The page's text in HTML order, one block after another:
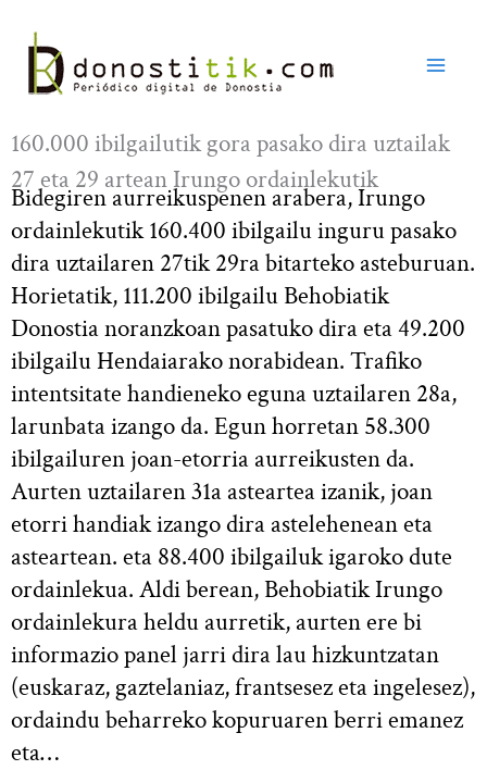
contenido
160.000 ibilgailutik gora pasako dira uztailak
27 eta 29 artean Irungo ordainlekutik
Bidegiren aurreikuspenen arabera, Irungo
ordainlekutik 160.400 ibilgailu inguru pasako
dira uztailaren 27tik 29ra bitarteko asteburuan.
Horietatik, 111.200 ibilgailu Behobiatik
Donostia noranzkoan pasatuko dira eta 49.200
ibilgailu Hendaiarako norabidean. Trafiko
intentsitate handieneko eguna uztailaren 28a,
larunbata izango da. Egun horretan 58.300
ibilgailuren joan-etorria aurreikusten da.
Aurten uztailaren 31a asteartea izanik, joan
etorri handiak izango dira astelehenean eta
asteartean. eta 88.400 ibilgailuk igaroko dute
ordainlekua. Aldi berean, Behobiatik Irungo
ordainlekura heldu aurretik, aurten ere bi
informazio panel jarri dira lau hizkuntzatan
(euskaraz, gaztelaniaz, frantsesez eta ingelesez),
ordaindu beharreko kopuruaren berri emanez
eta…